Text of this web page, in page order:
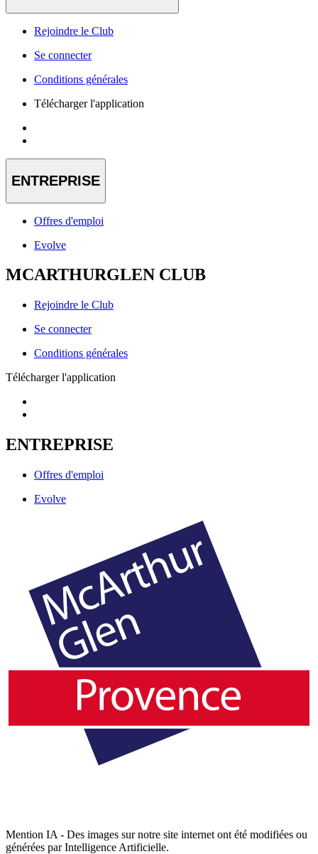
Rejoindre le Club
Se connecter
Conditions générales
Télécharger l'application
ENTREPRISE
Offres d'emploi
Evolve
MCARTHURGLEN CLUB
Rejoindre le Club
Se connecter
Conditions générales
Télécharger l'application
ENTREPRISE
Offres d'emploi
Evolve
Mention IA - Des images sur notre site internet ont été modifiées ou
générées par Intelligence Artificielle.